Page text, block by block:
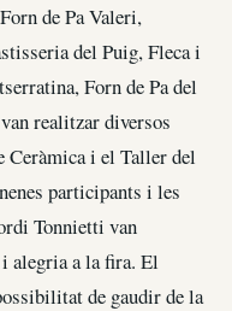
de Pa Valeri,
del Puig, Fleca i
Forn de Pa del
realitzar diversos
Ceràmica i el Taller del
participants i les
Tonnietti van
alegria a la fira. El
de gaudir de la